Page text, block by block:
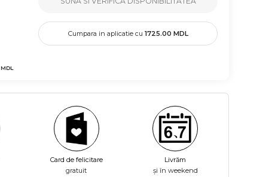
MDL
Cumpara in aplicatie cu 1725.00 MDL
Card de felicitare
gratuit
Livrăm
și în weekend